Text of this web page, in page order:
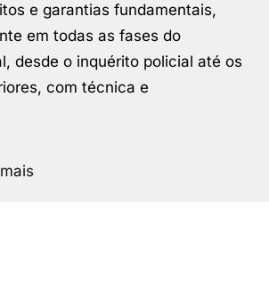
e garantias fundamentais,
em todas as fases do
desde o inquérito policial até os
com técnica e